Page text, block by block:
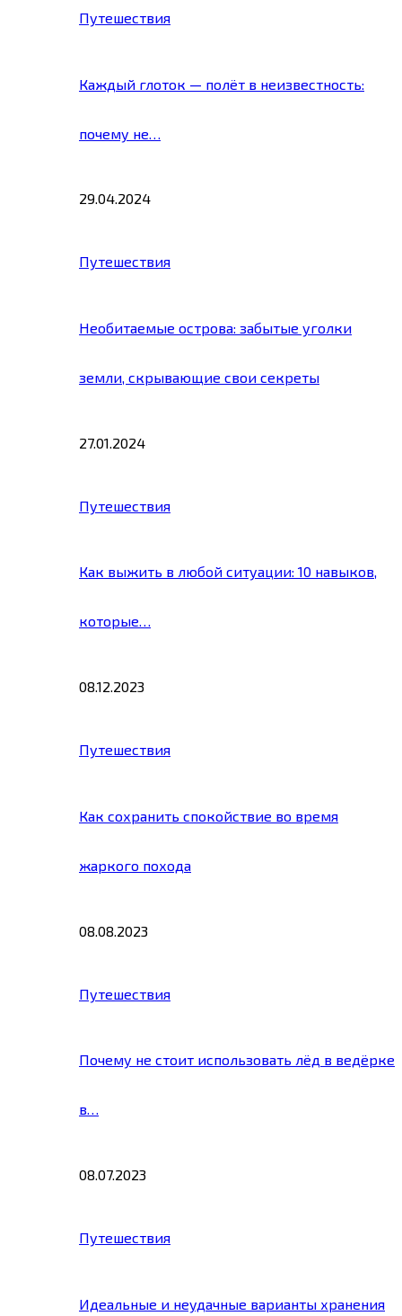
Путешествия
Каждый глоток — полёт в неизвестность:
почему не…
29.04.2024
Путешествия
Необитаемые острова: забытые уголки
земли, скрывающие свои секреты
27.01.2024
Путешествия
Как выжить в любой ситуации: 10 навыков,
которые…
08.12.2023
Путешествия
Как сохранить спокойствие во время
жаркого похода
08.08.2023
Путешествия
Почему не стоит использовать лёд в ведёрке
в…
08.07.2023
Путешествия
Идеальные и неудачные варианты хранения